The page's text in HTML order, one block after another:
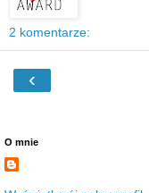
2 komentarze:
‹
O mnie